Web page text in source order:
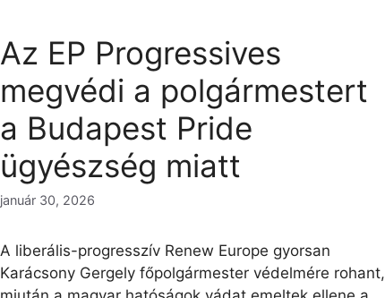
Az EP Progressives
megvédi a polgármestert
a Budapest Pride
ügyészség miatt
január 30, 2026
A liberális-progresszív Renew Europe gyorsan
Karácsony Gergely főpolgármester védelmére rohant,